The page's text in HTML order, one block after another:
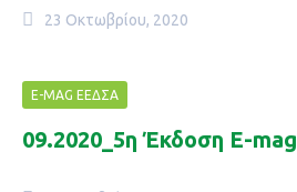
23 Οκτωβρίου, 2020
E-MAG ΕΕΔΣΑ
09.2020_5η Έκδοση Ε-